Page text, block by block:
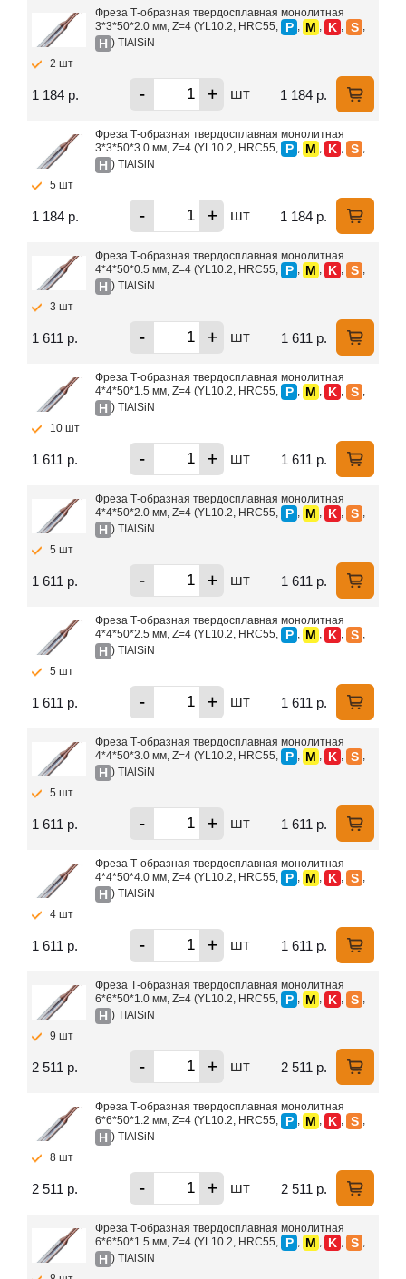
Фреза Т-образная твердосплавная монолитная
3*3*50*2.0 мм, Z=4 (YL10.2, HRC55,
P , M , K , S ,
H ) TIAlSiN
2 шт
1 184 р. - + шт 1 184 р.
Фреза Т-образная твердосплавная монолитная
3*3*50*3.0 мм, Z=4 (YL10.2, HRC55,
P , M , K , S ,
H ) TIAlSiN
5 шт
1 184 р. - + шт 1 184 р.
Фреза Т-образная твердосплавная монолитная
4*4*50*0.5 мм, Z=4 (YL10.2, HRC55,
P , M , K , S ,
H ) TIAlSiN
3 шт
1 611 р. - + шт 1 611 р.
Фреза Т-образная твердосплавная монолитная
4*4*50*1.5 мм, Z=4 (YL10.2, HRC55,
P , M , K , S ,
H ) TIAlSiN
10 шт
1 611 р. - + шт 1 611 р.
Фреза Т-образная твердосплавная монолитная
4*4*50*2.0 мм, Z=4 (YL10.2, HRC55,
P , M , K , S ,
H ) TIAlSiN
5 шт
1 611 р. - + шт 1 611 р.
Фреза Т-образная твердосплавная монолитная
4*4*50*2.5 мм, Z=4 (YL10.2, HRC55,
P , M , K , S ,
H ) TIAlSiN
5 шт
1 611 р. - + шт 1 611 р.
Фреза Т-образная твердосплавная монолитная
4*4*50*3.0 мм, Z=4 (YL10.2, HRC55,
P , M , K , S ,
H ) TIAlSiN
5 шт
1 611 р. - + шт 1 611 р.
Фреза Т-образная твердосплавная монолитная
4*4*50*4.0 мм, Z=4 (YL10.2, HRC55,
P , M , K , S ,
H ) TIAlSiN
4 шт
1 611 р. - + шт 1 611 р.
Фреза Т-образная твердосплавная монолитная
6*6*50*1.0 мм, Z=4 (YL10.2, HRC55,
P , M , K , S ,
H ) TIAlSiN
9 шт
2 511 р. - + шт 2 511 р.
Фреза Т-образная твердосплавная монолитная
6*6*50*1.2 мм, Z=4 (YL10.2, HRC55,
P , M , K , S ,
H ) TIAlSiN
8 шт
2 511 р. - + шт 2 511 р.
Фреза Т-образная твердосплавная монолитная
6*6*50*1.5 мм, Z=4 (YL10.2, HRC55,
P , M , K , S ,
H ) TIAlSiN